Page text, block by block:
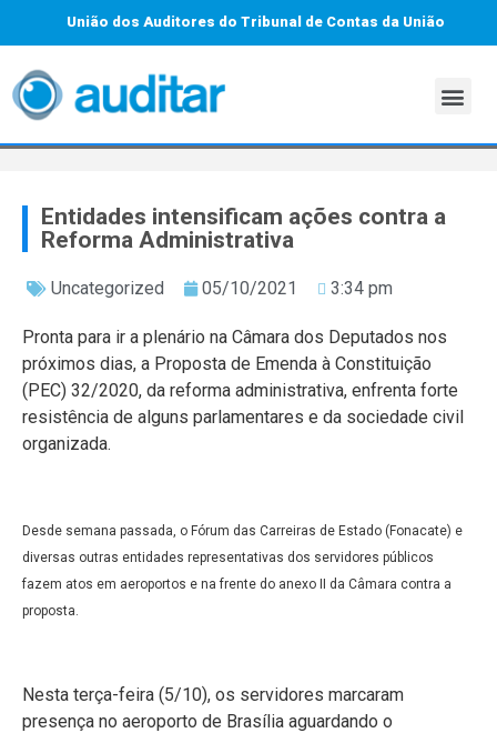
União dos Auditores do Tribunal de Contas da União
Entidades intensificam ações contra a
Reforma Administrativa
Uncategorized 05/10/2021 3:34 pm
Pronta para ir a plenário na Câmara dos Deputados nos
próximos dias, a Proposta de Emenda à Constituição
(PEC) 32/2020, da reforma administrativa, enfrenta forte
resistência de alguns parlamentares e da sociedade civil
organizada.
Desde semana passada, o Fórum das Carreiras de Estado (Fonacate) e
diversas outras entidades representativas dos servidores públicos
fazem atos em aeroportos e na frente do anexo II da Câmara contra a
proposta.
Nesta terça-feira (5/10), os servidores marcaram
presença no aeroporto de Brasília aguardando o